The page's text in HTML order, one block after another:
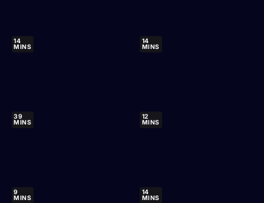
14
MINS
14
MINS
39
MINS
12
MINS
9
MINS
14
MINS